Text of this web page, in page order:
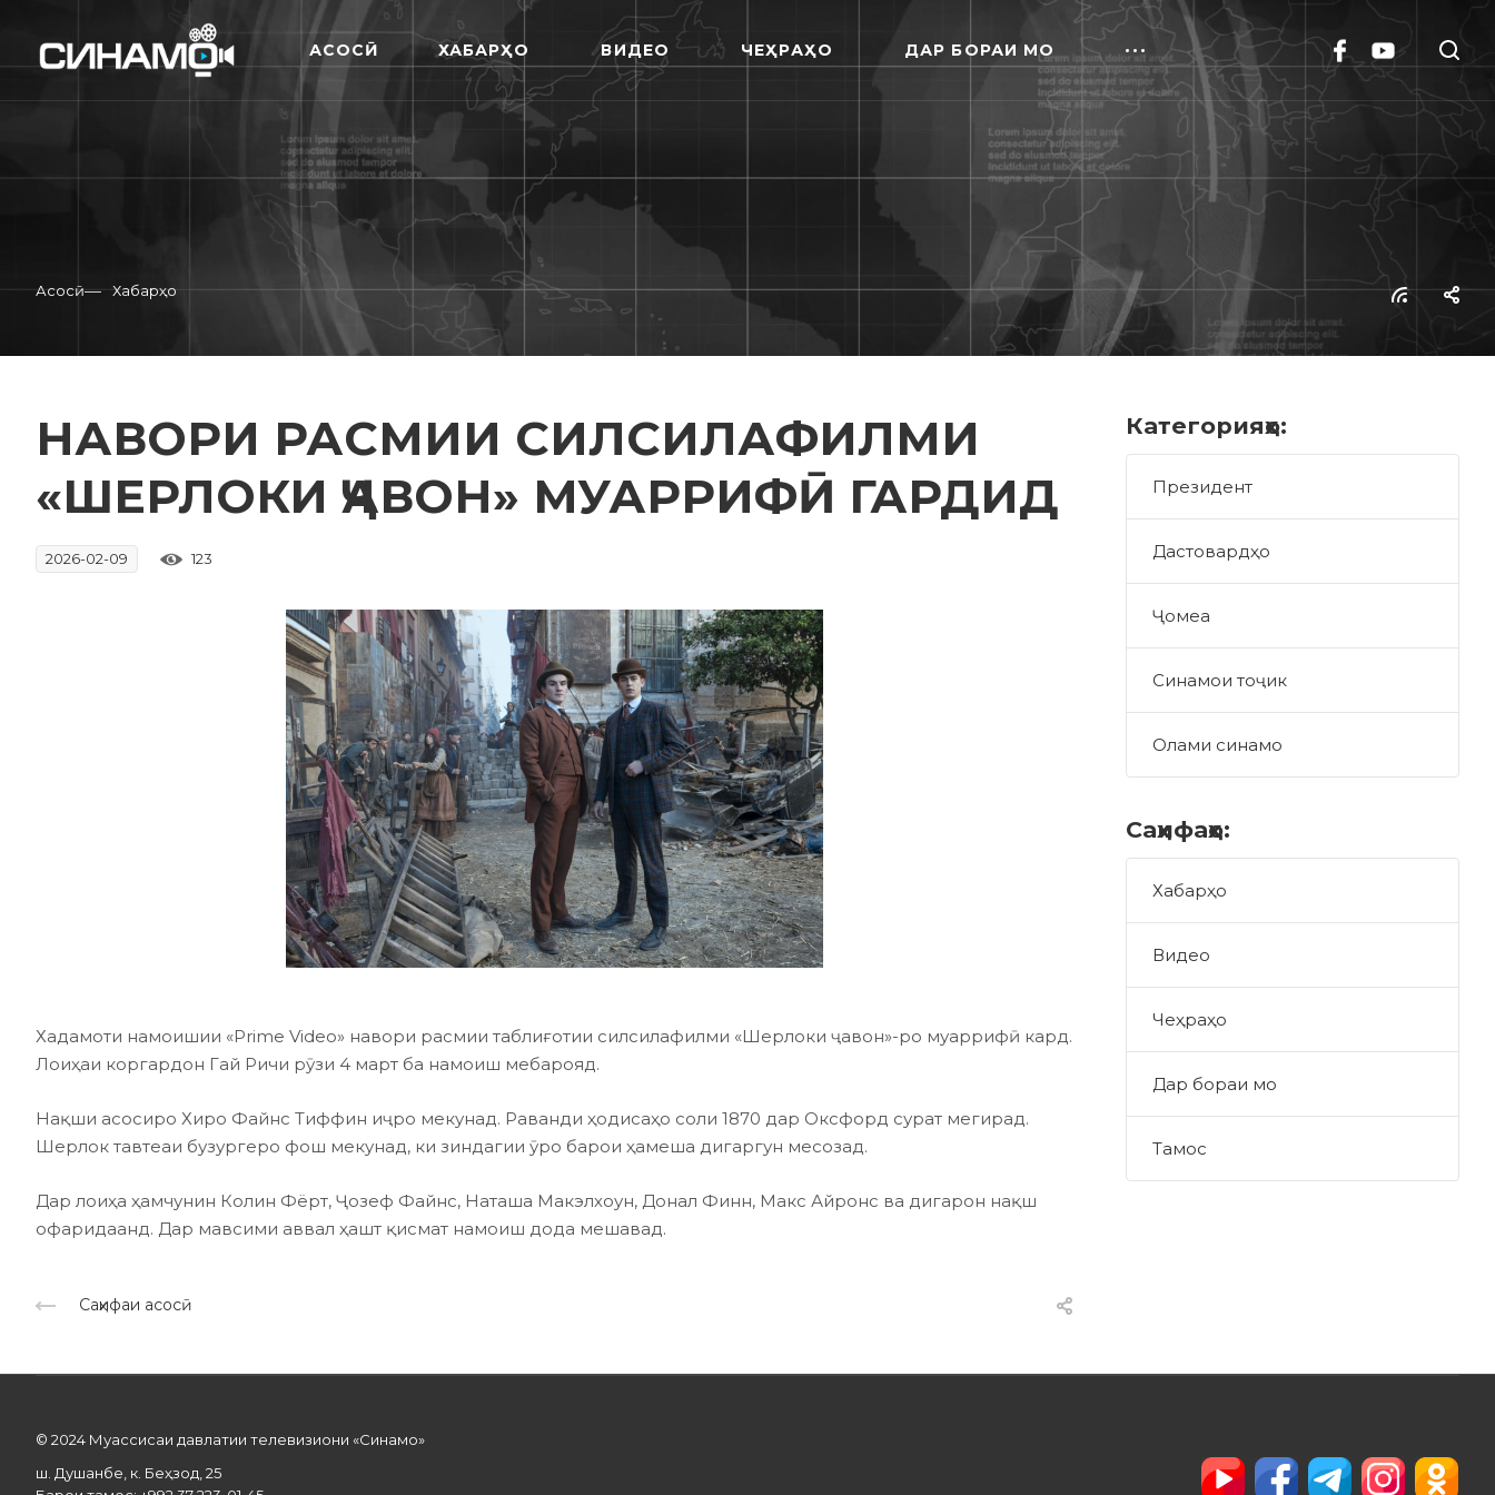
АСОСӢ ХАБАРҲО ВИДЕО ЧЕҲРАҲО ДАР БОРАИ МО
Асосӣ — Хабарҳо
НАВОРИ РАСМИИ СИЛСИЛАФИЛМИ
«ШЕРЛОКИ ҶАВОН» МУАРРИФӢ ГАРДИД
2026-02-09 123
Хадамоти намоишии «Prime Video» навори расмии таблиғотии силсилафилми «Шерлоки ҷавон»-ро муаррифӣ кард.
Лоиҳаи коргардон Гай Ричи рӯзи 4 март ба намоиш мебарояд.
Нақши асосиро Хиро Файнс Тиффин иҷро мекунад. Раванди ҳодисаҳо соли 1870 дар Оксфорд сурат мегирад.
Шерлок тавтеаи бузургеро фош мекунад, ки зиндагии ӯро барои ҳамеша дигаргун месозад.
Дар лоиҳа ҳамчунин Колин Фёрт, Ҷозеф Файнс, Наташа Макэлхоун, Донал Финн, Макс Айронс ва дигарон нақш
офаридаанд. Дар мавсими аввал ҳашт қисмат намоиш дода мешавад.
Саҳифаи асосӣ
Категорияҳо:
Президент
Дастовардҳо
Ҷомеа
Синамои тоҷик
Олами синамо
Саҳифаҳо:
Хабарҳо
Видео
Чеҳраҳо
Дар бораи мо
Тамос
© 2024 Муассисаи давлатии телевизиони «Синамо»
ш. Душанбе, к. Беҳзод, 25